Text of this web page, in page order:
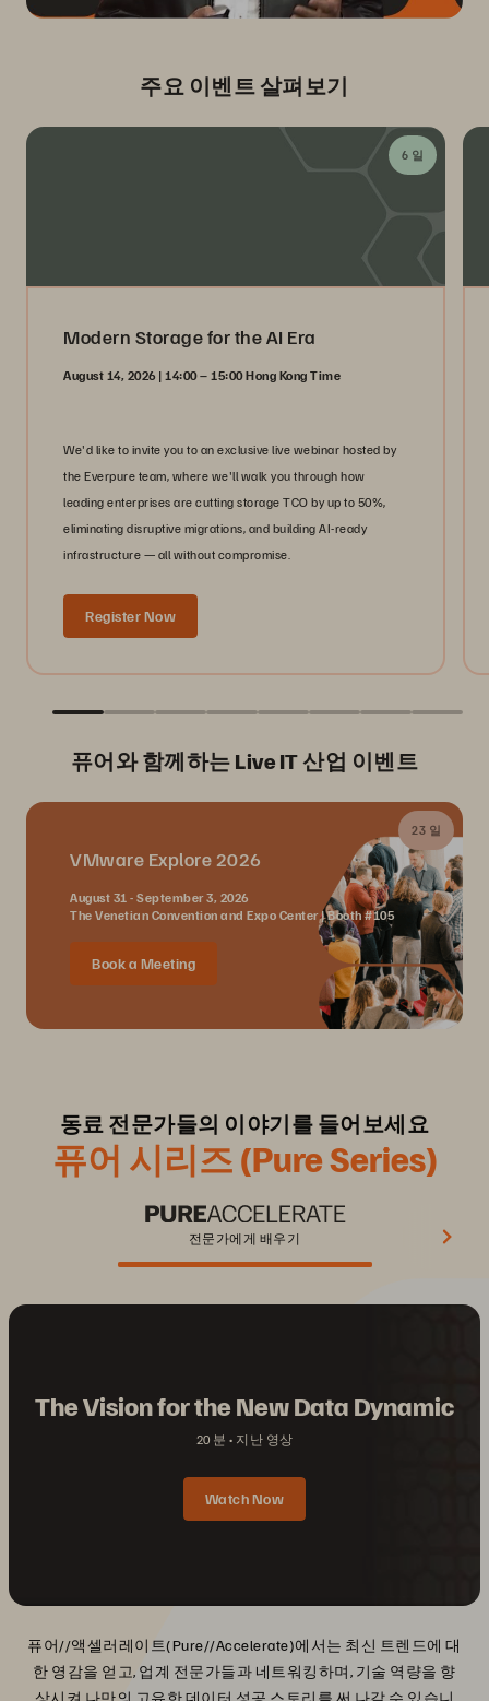
주요 이벤트 살펴보기
6 일
Modern Storage for the AI Era
August 14, 2026 | 14:00 – 15:00 Hong Kong Time
We'd like to invite you to an exclusive live webinar hosted by
the Everpure team, where we'll walk you through how
leading enterprises are cutting storage TCO by up to 50%,
eliminating disruptive migrations, and building AI-ready
infrastructure — all without compromise.
Register Now
퓨어와 함께하는 Live IT 산업 이벤트
23 일
VMware Explore 2026
August 31 - September 3, 2026
The Venetian Convention and Expo Center | Booth #105
Book a Meeting
동료 전문가들의 이야기를 들어보세요
퓨어 시리즈 (Pure Series)
전문가에게 배우기
The Vision for the New Data Dynamic
20 분 지난 영상
Watch Now
퓨어//액셀러레이트(Pure//Accelerate)에서는 최신 트렌드에 대
한 영감을 얻고, 업계 전문가들과 네트워킹하며, 기술 역량을 향
상시켜 나만의 고유한 데이터 성공 스토리를 써 나갈 수 있습니